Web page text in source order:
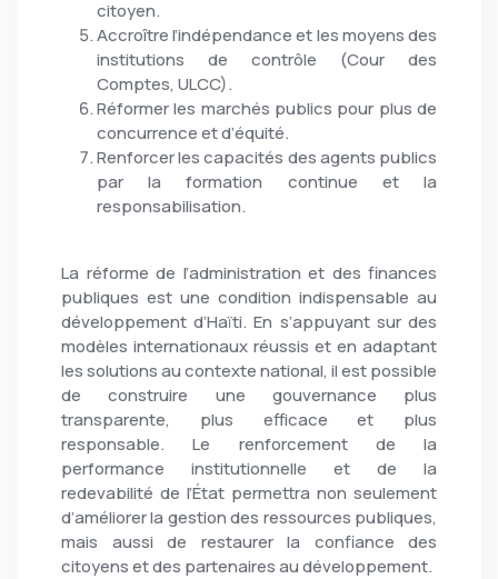
citoyen.
Accroître l’indépendance et les moyens des
institutions de contrôle (Cour des
Comptes, ULCC).
Réformer les marchés publics pour plus de
concurrence et d’équité.
Renforcer les capacités des agents publics
par la formation continue et la
responsabilisation.
La réforme de l’administration et des finances
publiques est une condition indispensable au
développement d’Haïti. En s’appuyant sur des
modèles internationaux réussis et en adaptant
les solutions au contexte national, il est possible
de construire une gouvernance plus
transparente, plus efficace et plus
responsable. Le renforcement de la
performance institutionnelle et de la
redevabilité de l’État permettra non seulement
d’améliorer la gestion des ressources publiques,
mais aussi de restaurer la confiance des
citoyens et des partenaires au développement.